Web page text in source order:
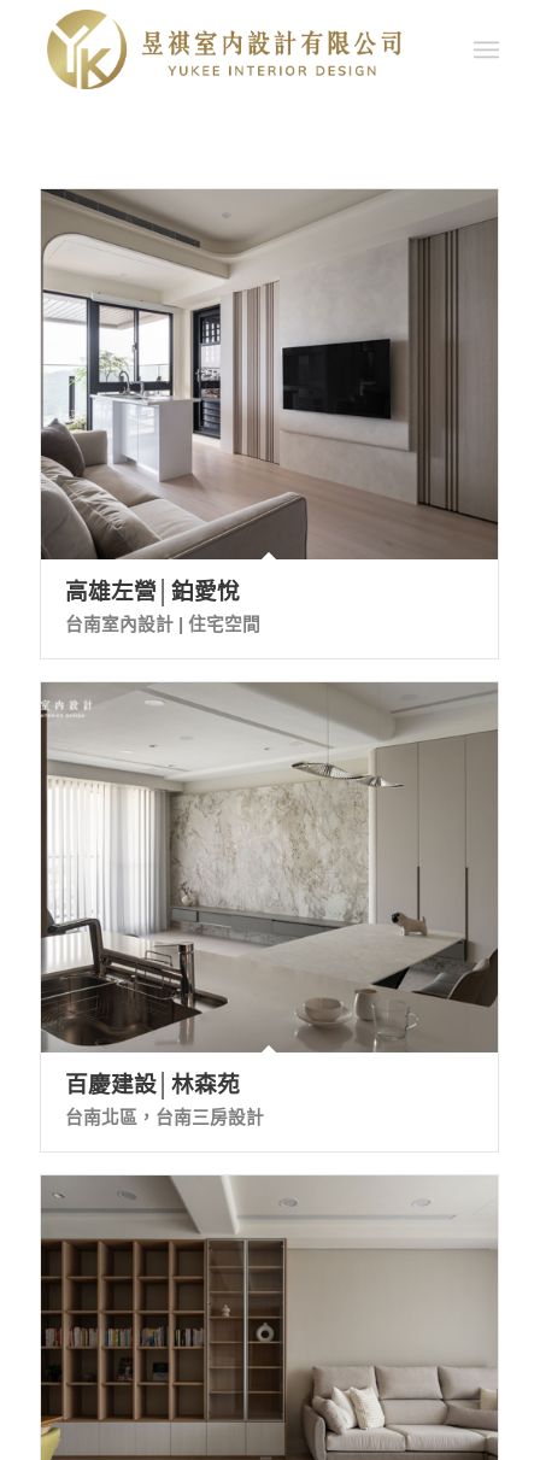
高雄左營│鉑愛悅
台南室內設計 | 住宅空間
百慶建設│林森苑
台南北區，台南三房設計